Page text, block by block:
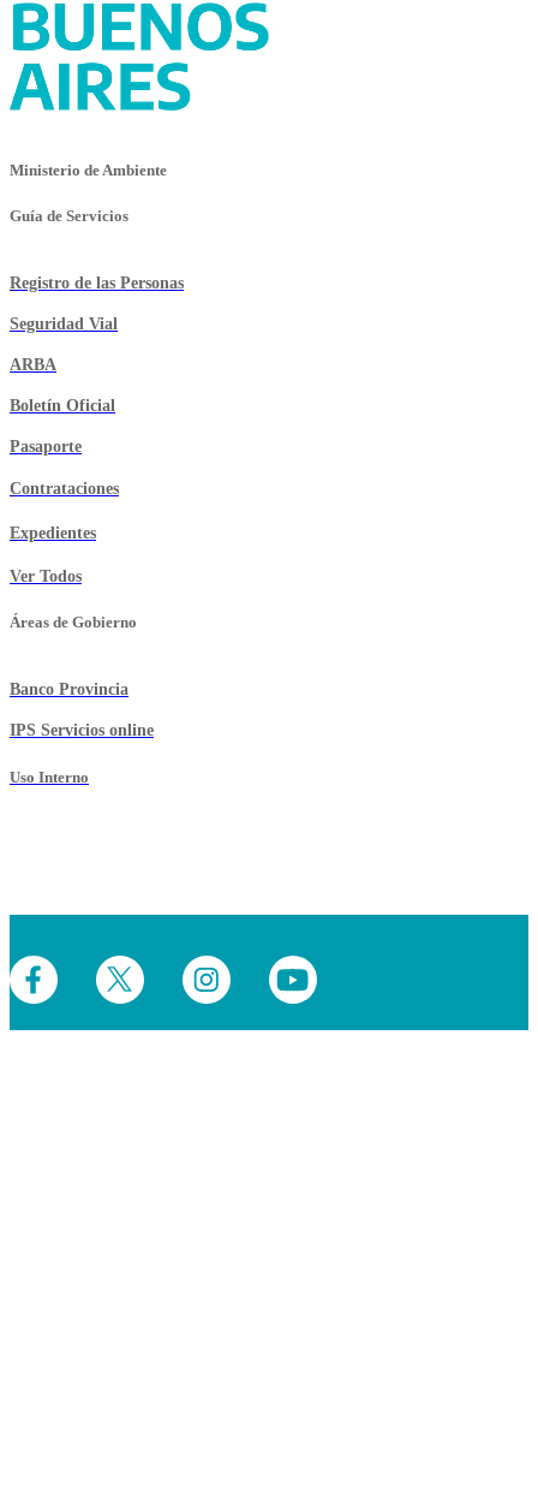
Ministerio de Ambiente
Guía de Servicios
Registro de las Personas
Seguridad Vial
ARBA
Boletín Oficial
Pasaporte
Contrataciones
Expedientes
Ver Todos
Áreas de Gobierno
Banco Provincia
IPS Servicios online
Uso Interno